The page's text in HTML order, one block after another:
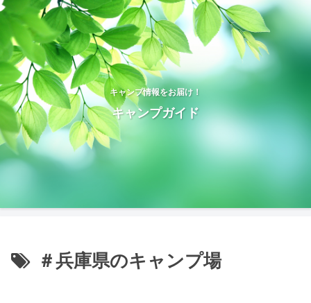
キャンプ情報をお届け！
キャンプガイド
＃兵庫県のキャンプ場